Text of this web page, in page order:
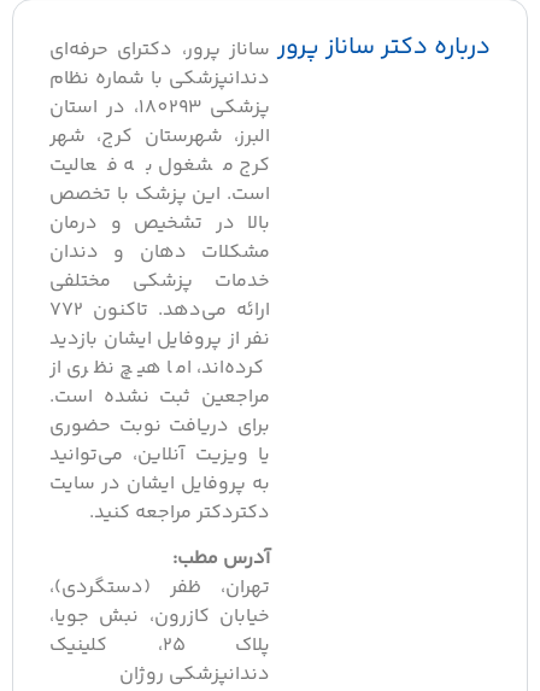
درباره دکتر ساناز پرور ساناز پرور، دکترای حرفه‌ای
دندانپزشکی با شماره نظام
پزشکی 180293، در استان
البرز، شهرستان کرج، شهر
کرج مشغول به فعالیت
است. این پزشک با تخصص
بالا در تشخیص و درمان
مشکلات دهان و دندان
خدمات پزشکی مختلفی
ارائه می‌دهد. تاکنون 772
نفر از پروفایل ایشان بازدید
کرده‌اند، اما هیچ نظری از
مراجعین ثبت نشده است.
برای دریافت نوبت حضوری
یا ویزیت آنلاین، می‌توانید
به پروفایل ایشان در سایت
دکتردکتر مراجعه کنید.
آدرس مطب:
تهران، ظفر (دستگردی)،
خیابان کازرون، نبش جویا،
پلاک ۲۵، کلینیک
دندانپزشکی روژان